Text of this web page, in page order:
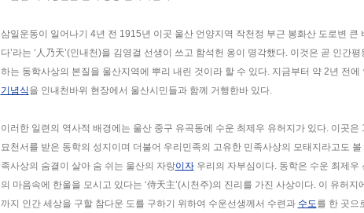
삼일운동이 일어나기 4년 전 1915년 이곳 울산 언양지역 작천정 부근 봉화산 도로변 큰
다’라는 ‘人乃天’(인내천)을 김영걸 선생이 쓰고 함석헌 옹이 명각했다. 이것은 곧 인간
하는 동학사상의 본질을 울산지역에 뿌리 내린 것이라 할 수 있다. 지금부터 약 2년 전에
기념식을 인내천바위 현장에서 울산시민들과 함께 거행한바 있다.
이러한 일련의 역사적 배경에는 울산 중구 유곡동에 수운 최제우 유허지가 있다. 이곳은
묘천서를 받은 동학의 성지이며 더불어 우리민족의 고유한 민족사상의 모태지라고도
족사상의 숨결이 살아 숨 쉬는 울산의 자랑이자우리의 자부심이다. 동학은 수운 최제우
의 마음속에 한울을 모시고 있다는 ‘侍天主’(시천주)의 진리를 가진 사상이다. 이 유허
까지 인간 세상을 구할 참다운 도를 구하기 위하여 수운선생께서 수련과 수도를 한 곳으